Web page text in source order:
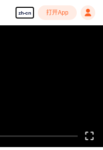
zh-cn 打开App